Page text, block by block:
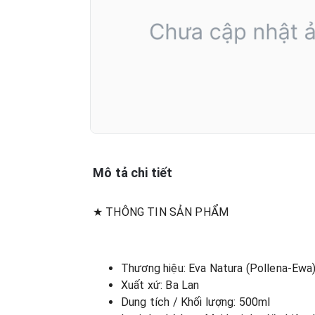
Mô tả chi tiết
★ THÔNG TIN SẢN PHẨM
Thương hiệu: Eva Natura (Pollena-
Xuất xứ: Ba Lan
Dung tích / Khối lượng: 500ml